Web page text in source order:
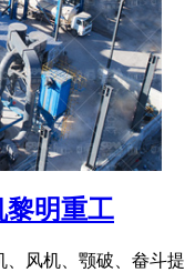
明重工
风机、颚破、畚斗提